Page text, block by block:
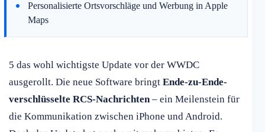
Personalisierte Ortsvorschläge und Werbung in Apple
Maps
5 das wohl wichtigste Update vor der WWDC
ausgerollt. Die neue Software bringt Ende-zu-Ende-
verschlüsselte RCS-Nachrichten– ein Meilenstein für
die Kommunikation zwischen iPhone und Android.